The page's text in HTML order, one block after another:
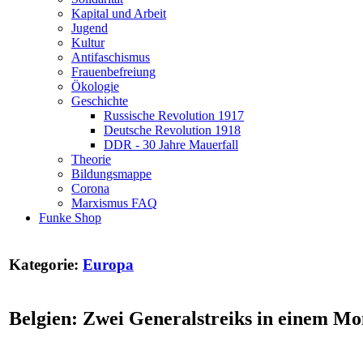
Kapital und Arbeit
Jugend
Kultur
Antifaschismus
Frauenbefreiung
Ökologie
Geschichte
Russische Revolution 1917
Deutsche Revolution 1918
DDR - 30 Jahre Mauerfall
Theorie
Bildungsmappe
Corona
Marxismus FAQ
Funke Shop
Kategorie: Europa
Belgien: Zwei Generalstreiks in einem